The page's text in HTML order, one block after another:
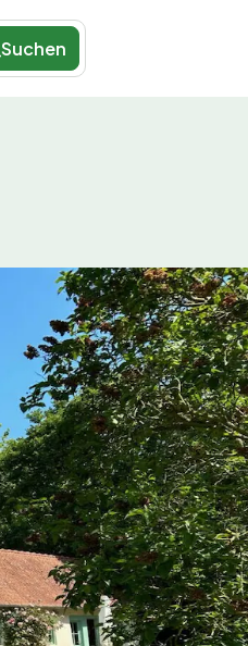
Suchen